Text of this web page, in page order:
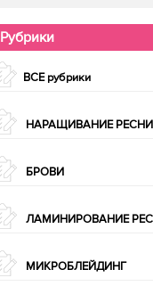
Рубрики
ВСЕ рубрики
НАРАЩИВАНИЕ
БРОВИ
ЛАМИНИРОВАНИЕ
МИКРОБЛЕЙДИНГ